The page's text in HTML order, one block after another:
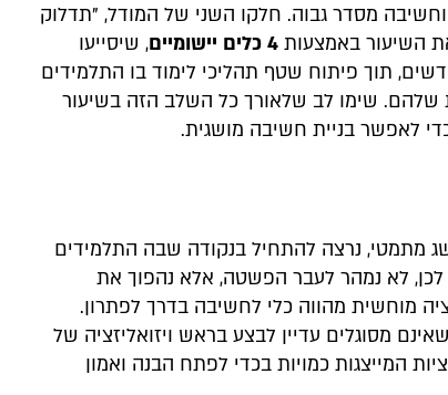
מסדר גבוה. חלקו השני של המודל, "תדלוק
השיעור באמצעות 4 כלים יישומיים
, שיסייעו
תוך פיתוח שטף תהליכי לימוד בו התלמידים
שימו לב שלאורך כל השלב הזה בשיעור
לאפשר בניית חשיבה מושגית.
מתמטי, נרצה להתחיל בנקודה שבה התלמידים
לא נמהר לעבר הפשטה, אלא נהפוך את
מוחשית מהווה כלי לחשיבה בדרך לפתרון.
מסוגלים עדיין לבצע בראש ויזואליזציה של
המייצגות כמויות בכדי לפתח הבנה ואמון